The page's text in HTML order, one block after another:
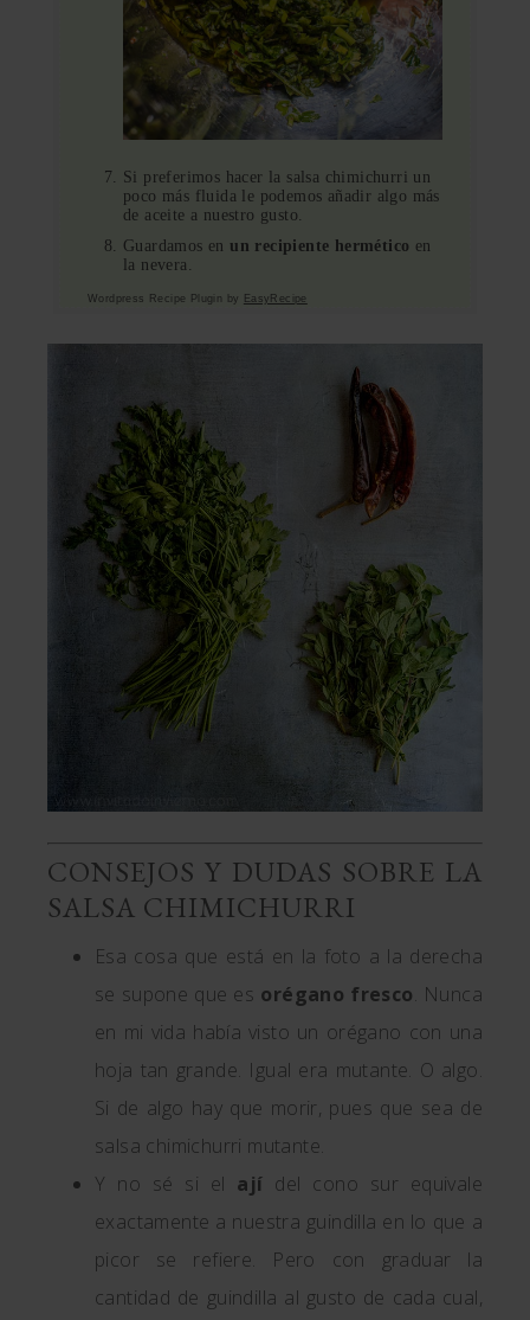
Si preferimos hacer la salsa chimichurri un
poco más fluida le podemos añadir algo más
de aceite a nuestro gusto.
Guardamos en un recipiente hermético en
la nevera.
Wordpress Recipe Plugin by EasyRecipe
CONSEJOS Y DUDAS SOBRE LA
SALSA CHIMICHURRI
Esa cosa que está en la foto a la derecha
se supone que es orégano fresco. Nunca
en mi vida había visto un orégano con una
hoja tan grande. Igual era mutante. O algo.
Si de algo hay que morir, pues que sea de
salsa chimichurri mutante.
Y no sé si el ají del cono sur equivale
exactamente a nuestra guindilla en lo que a
picor se refiere. Pero con graduar la
cantidad de guindilla al gusto de cada cual,